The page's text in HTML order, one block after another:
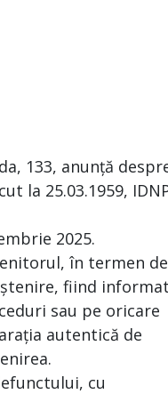
133, anunță
la 25.03.1959,
2025.
în termen de
fiind informat
sau pe oricare
autentică de
cu